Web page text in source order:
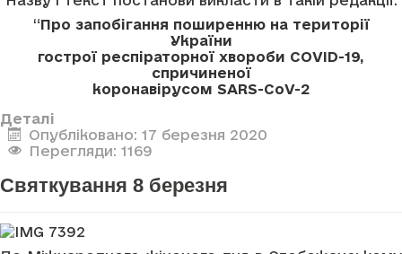
“Про запобігання поширенню на території
України
гострої респіраторної хвороби COVID-19,
спричиненої
коронавірусом SARS-CoV-2
Деталі
Опубліковано: 17 березня 2020
Перегляди: 1169
Святкування 8 березня